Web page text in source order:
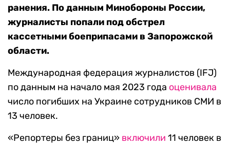
ранения. По данным Минобороны России,
журналисты попали под обстрел
кассетными боеприпасами в Запорожской
области.
Международная федерация журналистов (IFJ)
по данным на начало мая 2023 года оценивала
число погибших на Украине сотрудников СМИ в
13 человек.
«Репортеры без границ» включили 11 человек в